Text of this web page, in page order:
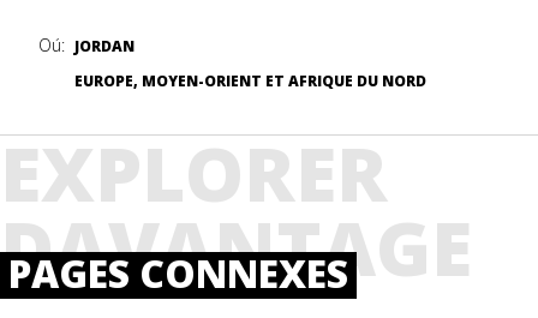
Oú: JORDAN
EUROPE, MOYEN-ORIENT ET AFRIQUE DU NORD
EXPLORER
DAVANTAGE
PAGES CONNEXES